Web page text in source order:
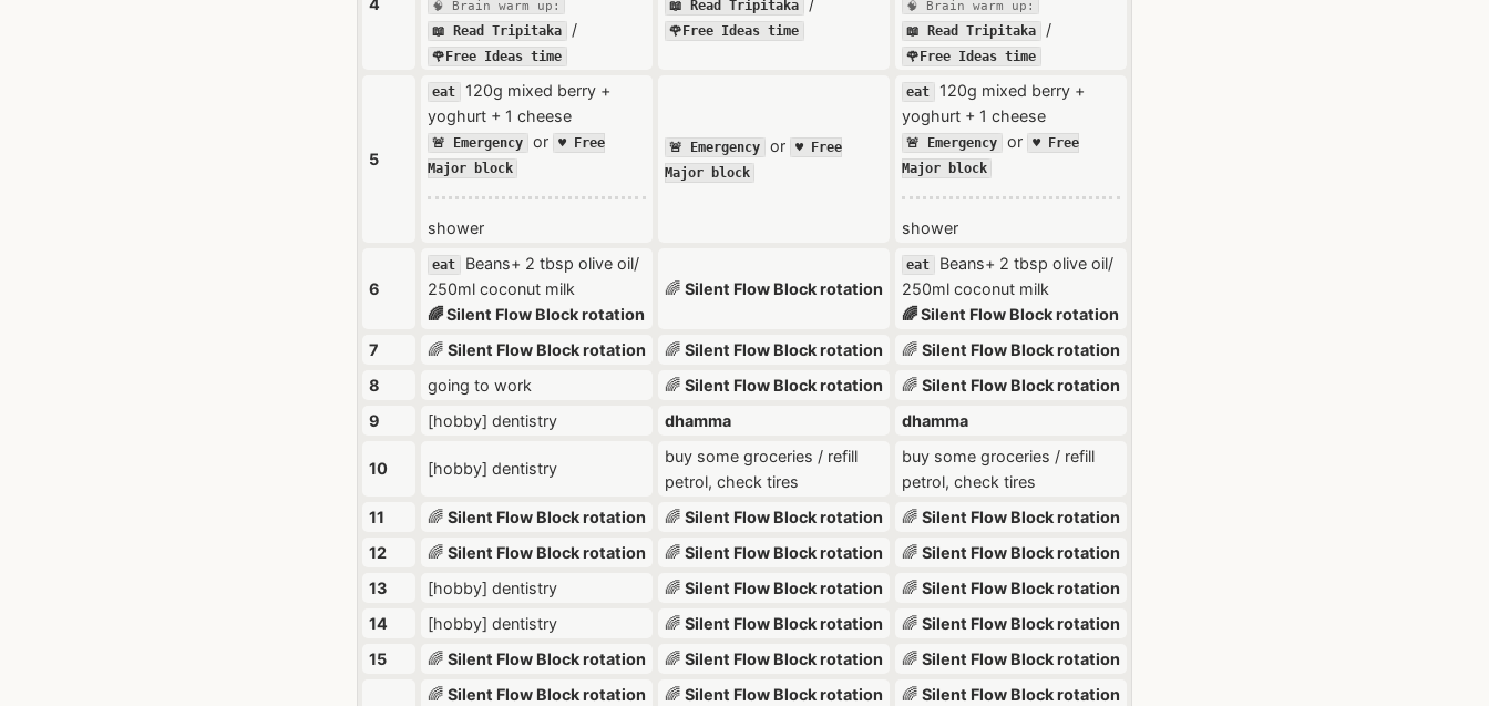
4 🧠 Brain warm up:
📖 Read Tripitaka /
🌹Free Ideas time
📖 Read Tripitaka /
🌹Free Ideas time
🧠 Brain warm up:
📖 Read Tripitaka /
🌹Free Ideas time
5
eat
120g mixed berry +
yoghurt + 1 cheese
🚨 Emergency or
♥️ Free
Major block
shower
🚨 Emergency or
♥️ Free
Major block
eat
120g mixed berry +
yoghurt + 1 cheese
🚨 Emergency or
♥️ Free
Major block
shower
6
eat
Beans+ 2 tbsp olive oil/
250ml coconut milk
🌈 Silent Flow Block rotation
🌈 Silent Flow Block rotation
eat
Beans+ 2 tbsp olive oil/
250ml coconut milk
🌈 Silent Flow Block rotation
7
🌈 Silent Flow Block rotation 🌈 Silent Flow Block rotation 🌈 Silent Flow Block rotation
8
going to work 🌈 Silent Flow Block rotation 🌈 Silent Flow Block rotation
9
[hobby] dentistry dhamma dhamma
10 [hobby] dentistry
buy some groceries / refill
petrol, check tires
buy some groceries / refill
petrol, check tires
11
🌈 Silent Flow Block rotation 🌈 Silent Flow Block rotation 🌈 Silent Flow Block rotation
12
🌈 Silent Flow Block rotation 🌈 Silent Flow Block rotation 🌈 Silent Flow Block rotation
13
[hobby] dentistry 🌈 Silent Flow Block rotation 🌈 Silent Flow Block rotation
14
[hobby] dentistry 🌈 Silent Flow Block rotation 🌈 Silent Flow Block rotation
15
🌈 Silent Flow Block rotation 🌈 Silent Flow Block rotation 🌈 Silent Flow Block rotation
🌈 Silent Flow Block rotation 🌈 Silent Flow Block rotation 🌈 Silent Flow Block rotation